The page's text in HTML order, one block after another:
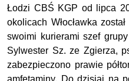
Łodzi CBŚ KGP od lipca
okolicach Włocławka
swoimi kurierami szef
Sylwester Sz. ze Zgierza,
zabezpieczono prawie